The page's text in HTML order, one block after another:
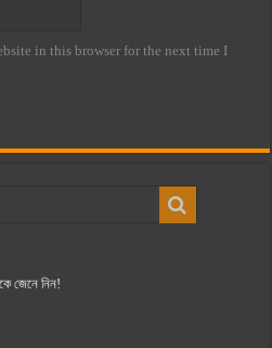
in this browser for the next time I
জেনে নিন!